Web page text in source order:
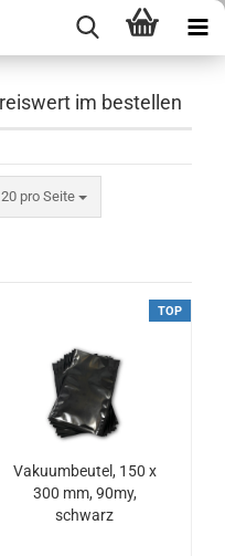
im bestellen
20 pro Seite
pro Seite
TOP
Vakuumbeutel, 150 x
300 mm, 90my,
schwarz